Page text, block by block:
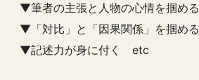
▼筆者の主張と人物の心情を掴める
▼「対比」と「因果関係」を掴める
▼記述力が身に付く etc